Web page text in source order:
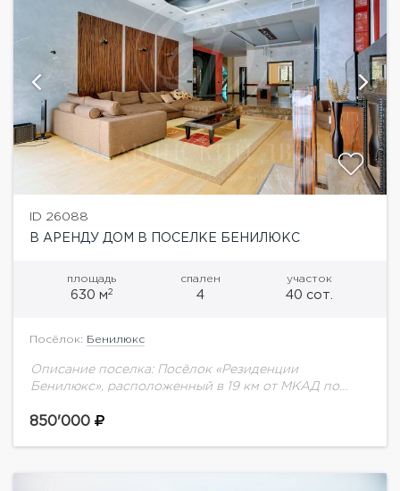
ID 26088
В АРЕНДУ ДОМ В ПОСЕЛКЕ БЕНИЛЮКС
площадь
630 м2
спален
4
участок
40 сот.
Посёлок: Бенилюкс
Описание поселка: Посёлок «Резиденции
Бенилюкс», расположенный в 19 км от МКАД по
живописный природный ландшафт одного из самых
850'000